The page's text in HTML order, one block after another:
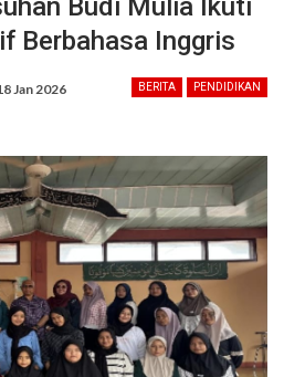
Budi Mulia Ikuti
Berbahasa Inggris
BERITA PENDIDIKAN
Jan 2026